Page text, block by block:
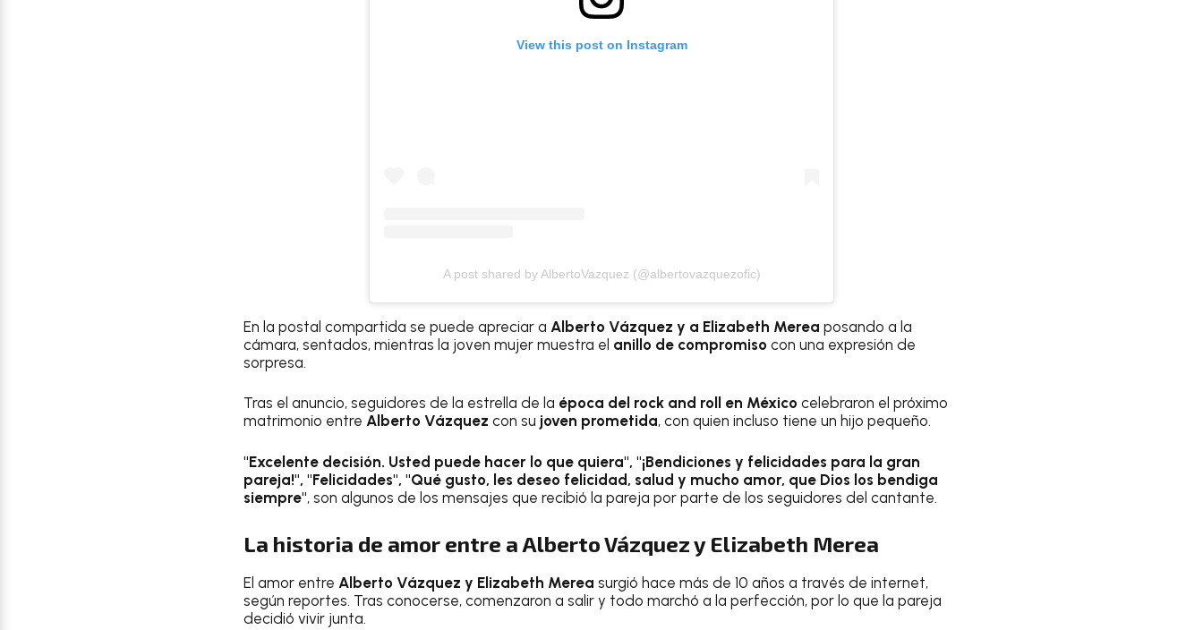
View this post on Instagram
A post shared by AlbertoVazquez (@albertovazquezofic)
En la postal compartida se puede apreciar a Alberto Vázquez y a Elizabeth Merea posando a la
cámara, sentados, mientras la joven mujer muestra el anillo de compromiso con una expresión de
sorpresa.
Tras el anuncio, seguidores de la estrella de la época del rock and roll en México celebraron el próximo
matrimonio entre Alberto Vázquez con su joven prometida, con quien incluso tiene un hijo pequeño.
"Excelente decisión. Usted puede hacer lo que quiera", "¡Bendiciones y felicidades para la gran
pareja!", "Felicidades", "Qué gusto, les deseo felicidad, salud y mucho amor, que Dios los bendiga
siempre", son algunos de los mensajes que recibió la pareja por parte de los seguidores del cantante.
La historia de amor entre a Alberto Vázquez y Elizabeth Merea
El amor entre Alberto Vázquez y Elizabeth Merea surgió hace más de 10 años a través de internet,
según reportes. Tras conocerse, comenzaron a salir y todo marchó a la perfección, por lo que la pareja
decidió vivir junta.